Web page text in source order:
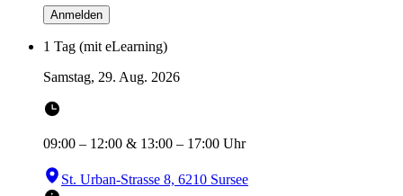
Anmelden
1 Tag (mit eLearning)
Samstag, 29. Aug. 2026
09:00 – 12:00 & 13:00 – 17:00 Uhr
St. Urban-Strasse 8, 6210 Sursee